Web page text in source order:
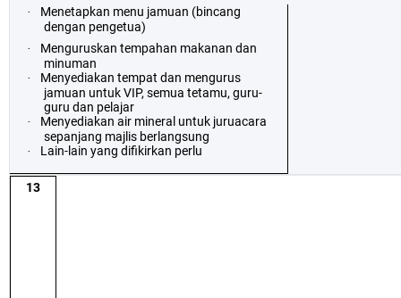
·
Menetapkan menu jamuan (bincang
dengan pengetua)
·
Menguruskan tempahan makanan dan
minuman
·
Menyediakan tempat dan mengurus
jamuan untuk VIP, semua tetamu, guru-
guru dan pelajar
·
Menyediakan air mineral untuk juruacara
sepanjang majlis berlangsung
· Lain-lain yang difikirkan perlu
13